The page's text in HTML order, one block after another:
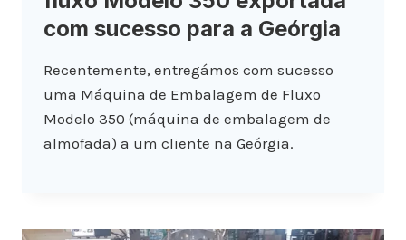
com sucesso para a Geórgia
Recentemente, entregámos com sucesso
uma Máquina de Embalagem de Fluxo
Modelo 350 (máquina de embalagem de
almofada) a um cliente na Geórgia.